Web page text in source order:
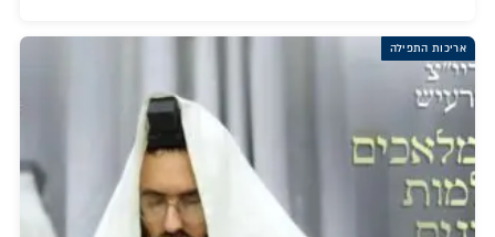
אריכות התפילה